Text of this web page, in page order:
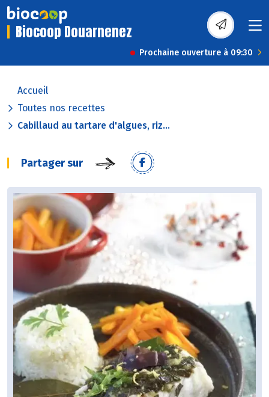
Biocoop Douarnenez
Prochaine ouverture à 09:30
Accueil
Toutes nos recettes
Cabillaud au tartare d'algues, riz...
Partager sur